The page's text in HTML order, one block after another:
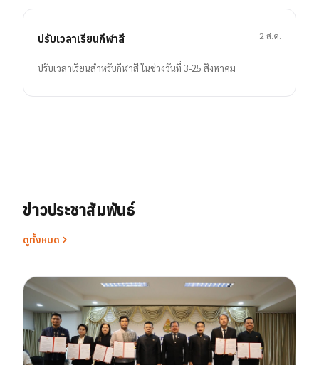
ปรับเวลาเรียนกีฬาสี
ปรับเวลาเรียนสำหรับกีฬาสี ในช่วงวันที่ 3-25 สิงหาคม
2 ส.ค.
ข่าวประชาสัมพันธ์
ดูทั้งหมด